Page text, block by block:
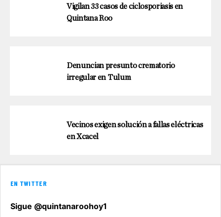
Vigilan 33 casos de ciclosporiasis en
Quintana Roo
Denuncian presunto crematorio
irregular en Tulum
Vecinos exigen solución a fallas eléctricas
en Xcacel
EN TWITTER
Sigue @quintanaroohoy1